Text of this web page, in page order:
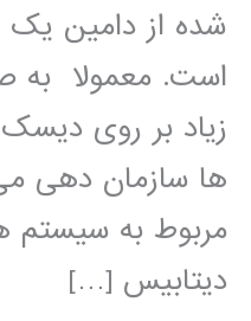
شده از دامین یک
است. معمولا به
زیاد بر روی
ها سازمان دهی
مربوط به سیستم
دیتابیس […]